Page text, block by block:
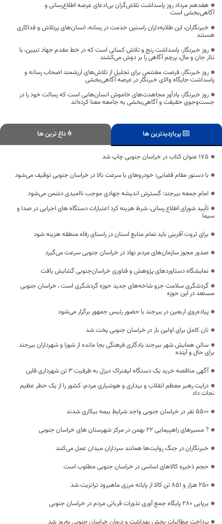
هفدهم مرداد روز پاسداشت تلاش‌گران بی‌ادعای عرصه اطلاع‌رسانی و
آگاهی‌بخشی است
خبرنگاران، این طلایه‌داران راستین خدمت در رسانه، انسان‌های پرتلاش و فداکاری
هستند
روز خبرنگار، پاسداشت رنج و تلاش کسانی است که در خط مقدم جهاد تبیین، با
نثار جان و مال، پرچم آگاهی را بر دوش می‌کشند
روز خبرنگار، فرصت مغتنمی برای تجلیل از تلاش‌های ارزشمند اصحاب رسانه و
پاسداشت جایگاه والای خبرنگار در عرصه آگاهی‌بخشی
روز خبرنگار، یادآور مجاهدت‌های خاموش انسان‌هایی است که رسالت خود را در
جست‌وجوی حقیقت و آگاهی‌بخشی به جامعه معنا کرده‌اند
پربازدیدترین ها داغ ترین ها
۱۷۵ عنوان کتاب در خراسان جنوبی چاپ شد
با دستور مقام قضایی؛ خودروهای با سرعت بالا در خراسان جنوبی توقیف می‌شود
امام جمعه بیرجند: گسترش اندیشه جهادی موجب ناامیدی دشمن می‌شود
تأیید شورای اطلاع رسانی، شرط هزینه کرد اعتبارات دستگاه های اجرایی در صدا و
سیما
برای ثروت آفرینی باید تمام منابع استان در راستای رفاه منطقه هزینه شود
صدور مجوز سازمان‌های مردم نهاد در خراسان جنوبی سرعت می‌گیرد
نمایشگاه دستاوردهای پژوهش و فناوری خراسان‌جنوبی گشایش یافت
گردشگری سلامت جزو شاخه‌های جدید حوزه گردشگری است ، خراسان جنوبی
مستعد در این حوزه
پیاده‌روی اربعین در بیرجند با حضور رئیس جمهور برگزار می‌شود
نان کامل برای اولین بار در خراسان جنوبی پخت شد
سالن همایش شهر بیرجند یادگاری فرهنگی بجا مانده از شورا و شهرداران بیرجند
برای حال و آینده
آگهی مناقصه خرید یک دستگاه لیفتراک دیزل به ظرفیت 3 تن شهرداری قاین
درایت رهبر معظم انقلاب و بیداری و هوشیاری مردم، کشور را از یک خطر عظیم
نجات داد
۵۵۰۰ نفر در خراسان جنوبی واجد شرایط بیمه بیکاری شدند
? مسیرهای راهپیمایی ۲۲ بهمن در مرکز شهرستان های خراسان جنوبی
خبرنگاران در جنگ روایت‌ها همانند سرداران میدان عمل می‌کنند
حجم ذخیره کالاهای اساسی در خراسان جنوبی مطلوب است
۲۵۰ هزار و ۸۵۱ تن کالا از پایانه مرزی ماهیرود ترانزیت شد
برپایی ۲۸۰ پایگاه جمع آوری نذورات قربانی مردم در خراسان جنوبی